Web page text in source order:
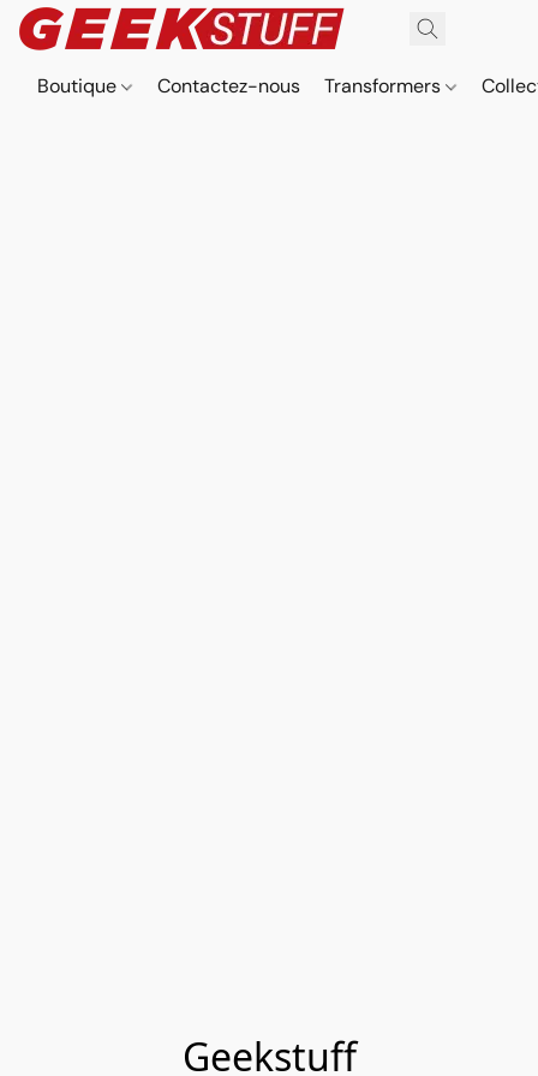
Boutique Contactez-nous Transformers
Geekstuff